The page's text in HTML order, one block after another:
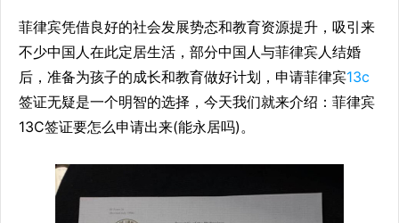
菲律宾凭借良好的社会发展势态和教育资源提升，吸引来
不少中国人在此定居生活，部分中国人与菲律宾人结婚
后，准备为孩子的成长和教育做好计划，申请菲律宾13c
签证无疑是一个明智的选择，今天我们就来介绍：菲律宾
13C签证要怎么申请出来(能永居吗)。